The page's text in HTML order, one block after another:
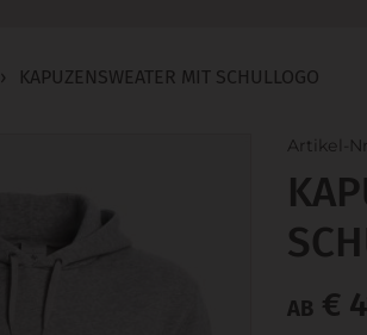
› KAPUZENSWEATER MIT SCHULLOGO
Artikel-
AB €